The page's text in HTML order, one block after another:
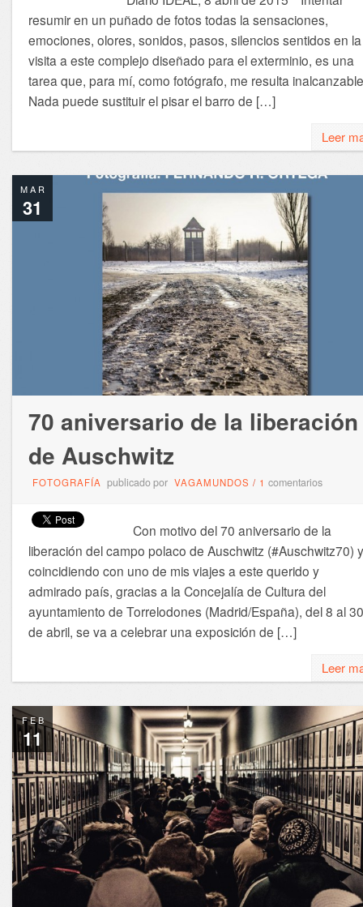
resumir en un puñado de fotos todas la sensaciones,
emociones, olores, sonidos, pasos, silencios sentidos en la
visita a este complejo diseñado para el exterminio, es una
tarea que, para mí, como fotógrafo, me resulta
Nada puede sustituir el pisar el barro de […]
Leer
MAR
31
70 aniversario de la liberación
de Auschwitz
FOTOGRAFÍA publicado por VAGAMUNDOS / 1 comentarios
Con motivo del 70 aniversario de la
liberación del campo polaco de Auschwitz (#Auschwitz70) y
coincidiendo con uno de mis viajes a este querido y
admirado país, gracias a la Concejalía de Cultura del
ayuntamiento de Torrelodones (Madrid/España), del 8 al 30
de abril, se va a celebrar una exposición de […]
Leer
FEB
11